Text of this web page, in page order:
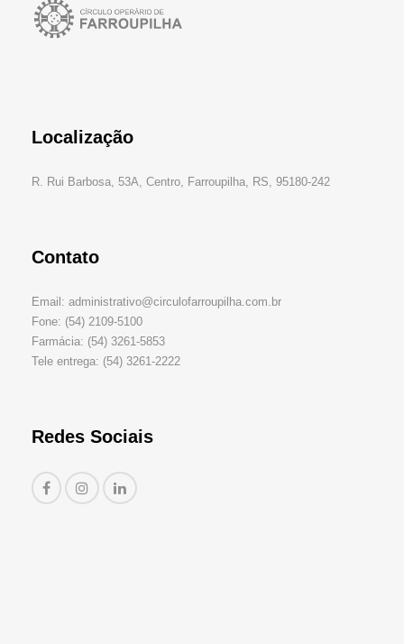
Localização
R. Rui Barbosa, 53A, Centro, Farroupilha, RS, 95180-242
Contato
Email: administrativo@circulofarroupilha.com.br
Fone: (54) 2109-5100
Farmácia: (54) 3261-5853
Tele entrega: (54) 3261-2222
Redes Sociais